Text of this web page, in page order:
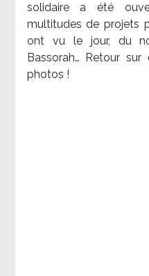
solidaire a été
multitudes de projets
ont vu le jour, du
Bassorah… Retour
photos !